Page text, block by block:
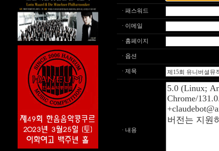
· 패스워드
· 이메일
· 홈페이지
· 옵션
· 제목
· 내용